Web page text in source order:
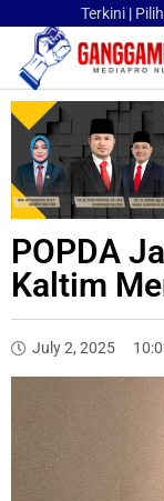
Terkini |
POPDA
Kaltim
July 2, 2025